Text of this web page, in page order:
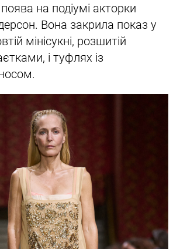
на подіумі акторки
Вона закрила показ у
мінісукні, розшитій
і туфлях із